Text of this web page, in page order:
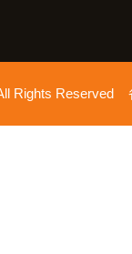
Rights Reserved